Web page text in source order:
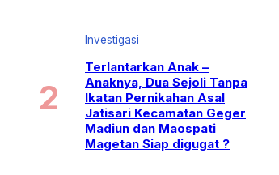
Investigasi
Terlantarkan Anak –
Anaknya, Dua Sejoli Tanpa
Ikatan Pernikahan Asal
Jatisari Kecamatan Geger
Madiun dan Maospati
Magetan Siap digugat ?